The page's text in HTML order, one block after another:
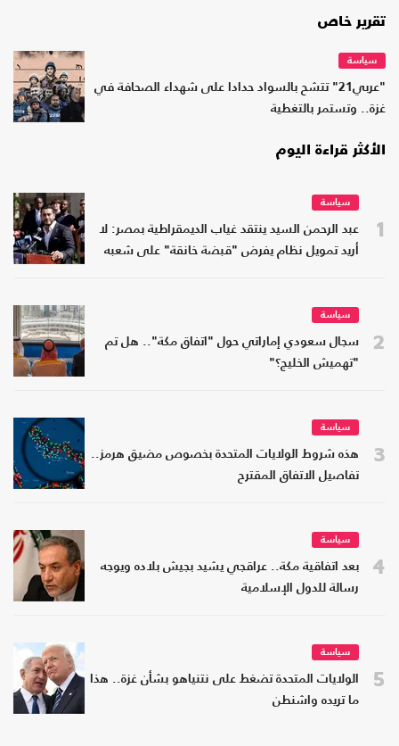
تقرير خاص
سياسة
"عربي21" تتشح بالسواد حدادا على شهداء الصحافة في
غزة.. وتستمر بالتغطية
الأكثر قراءة اليوم
1
سياسة
عبد الرحمن السيد ينتقد غياب الديمقراطية بمصر: لا
أريد تمويل نظام يفرض "قبضة خانقة" على شعبه
2
سياسة
سجال سعودي إماراتي حول "اتفاق مكة".. هل تم
"تهميش الخليج؟"
3
سياسة
هذه شروط الولايات المتحدة بخصوص مضيق هرمز..
تفاصيل الاتفاق المقترح
4
سياسة
بعد اتفاقية مكة.. عراقجي يشيد بجيش بلاده ويوجه
رسالة للدول الإسلامية
5
سياسة
الولايات المتحدة تضغط على نتنياهو بشأن غزة.. هذا
ما تريده واشنطن